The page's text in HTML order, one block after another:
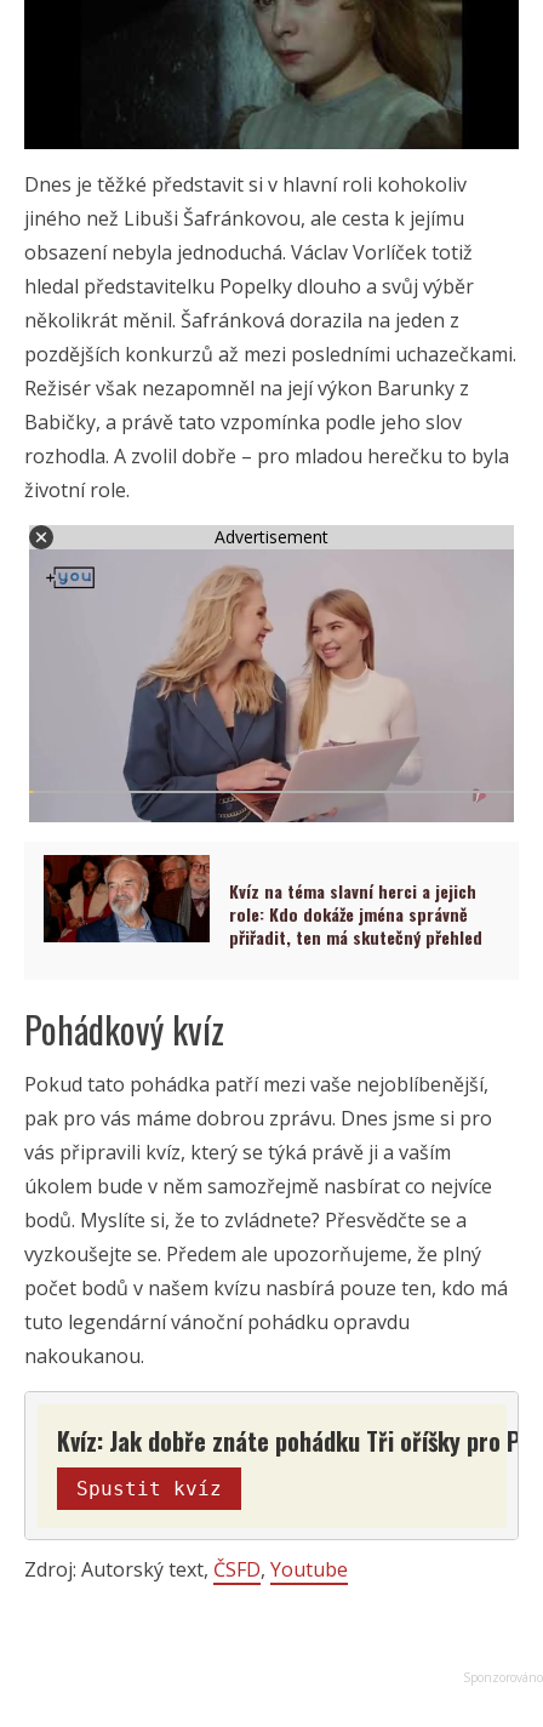
Dnes je těžké představit si v hlavní roli kohokoliv
jiného než Libuši Šafránkovou, ale cesta k jejímu
obsazení nebyla jednoduchá. Václav Vorlíček totiž
hledal představitelku Popelky dlouho a svůj výběr
několikrát měnil. Šafránková dorazila na jeden z
pozdějších konkurzů až mezi posledními uchazečkami.
Režisér však nezapomněl na její výkon Barunky z
Babičky, a právě tato vzpomínka podle jeho slov
rozhodla. A zvolil dobře – pro mladou herečku to byla
životní role.
Advertisement
Kvíz na téma slavní herci a jejich
role: Kdo dokáže jména správně
přiřadit, ten má skutečný přehled
Pohádkový kvíz
Pokud tato pohádka patří mezi vaše nejoblíbenější,
pak pro vás máme dobrou zprávu. Dnes jsme si pro
vás připravili kvíz, který se týká právě ji a vaším
úkolem bude v něm samozřejmě nasbírat co nejvíce
bodů. Myslíte si, že to zvládnete? Přesvědčte se a
vyzkoušejte se. Předem ale upozorňujeme, že plný
počet bodů v našem kvízu nasbírá pouze ten, kdo má
tuto legendární vánoční pohádku opravdu
nakoukanou.
Kvíz: Jak dobře znáte pohádku Tři oříšky pro
Spustit kvíz
Zdroj: Autorský text, ČSFD, Youtube